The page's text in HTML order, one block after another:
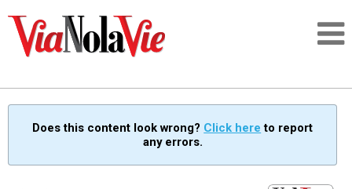
SIGNUP
Does this content look wrong? Click here to report
any errors.